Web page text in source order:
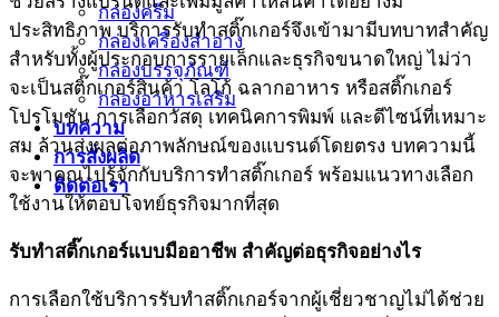
กล่องครีม
กล่องเครื่องสำอาง
กล่องบรรจุภัณฑ์
กล่องอาหารเสริม
บทความ
การสั่งผลิด
ติดต่อเรา
ประสิทธิภาพ บริการรับทำสติ๊กเกอร์จึงเข้ามามีบทบาทสำคัญ
สำหรับทั้งผู้ประกอบการรายเล็กและธุรกิจขนาดใหญ่ ไม่ว่า
จะเป็นสติ๊กเกอร์สินค้า โลโก้ ฉลากอาหาร หรือสติ๊กเกอร์
โปรโมชัน การเลือกวัสดุ เทคนิคการพิมพ์ และดีไซน์ที่เหมาะ
สม ล้วนส่งผลต่อภาพลักษณ์ของแบรนด์โดยตรง บทความนี้
จะพาคุณไปรู้จักกับบริการทำสติ๊กเกอร์ พร้อมแนวทางเลือก
ใช้งานให้ตอบโจทย์ธุรกิจมากที่สุด
รับทำสติ๊กเกอร์แบบมืออาชีพ สำคัญต่อธุรกิจอย่างไร
การเลือกใช้บริการรับทำสติ๊กเกอร์จากผู้เชี่ยวชาญไม่ได้ช่วย